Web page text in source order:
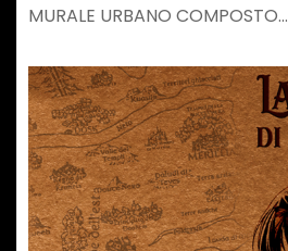
MURALE URBANO COMPOSTO…